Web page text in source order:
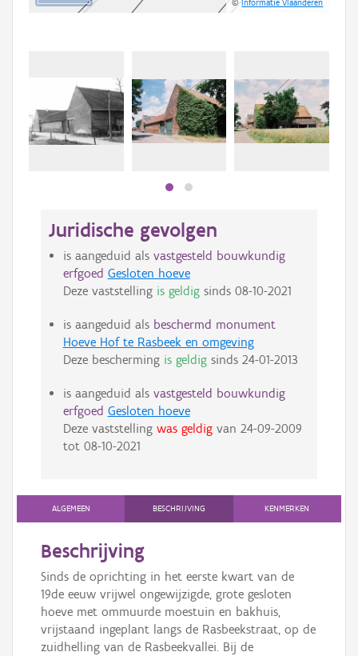
©Informatie Vlaanderen
Juridische gevolgen
is aangeduid als vastgesteld bouwkundig
erfgoed Gesloten hoeve
Deze vaststelling is geldigsinds 08-10-2021
is aangeduid als beschermd monument
Hoeve Hof te Rasbeek en omgeving
Deze bescherming is geldigsinds 24-01-2013
is aangeduid als vastgesteld bouwkundig
erfgoed Gesloten hoeve
Deze vaststelling was geldigvan 24-09-2009
tot 08-10-2021
ALGEMEEN BESCHRIJVING KENMERKEN
Beschrijving
Sinds de oprichting in het eerste kwart van de
19de eeuw vrijwel ongewijzigde, grote gesloten
hoeve met ommuurde moestuin en bakhuis,
vrijstaand ingeplant langs de Rasbeekstraat, op de
zuidhelling van de Rasbeekvallei. Bij de